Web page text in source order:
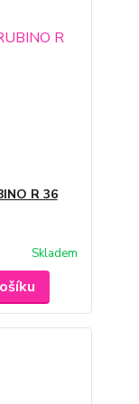
R 36
Skladem